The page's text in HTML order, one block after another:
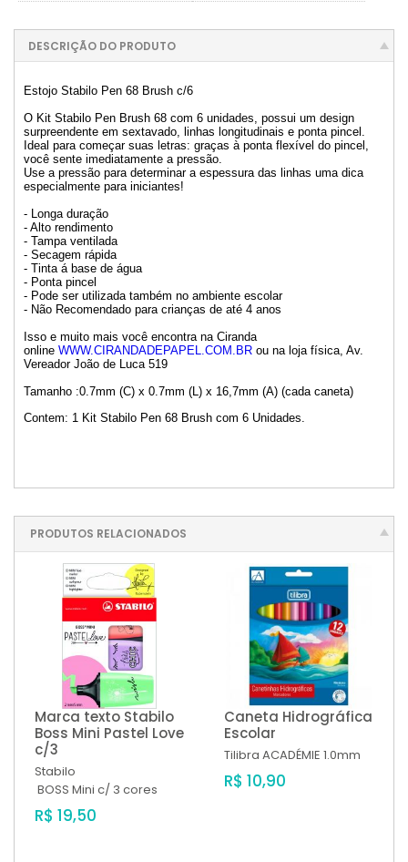
DESCRIÇÃO DO PRODUTO
Estojo Stabilo Pen 68 Brush c/6
O Kit Stabilo Pen Brush 68 com 6 unidades, possui um design
surpreendente em sextavado, linhas longitudinais e ponta pincel.
Ideal para começar suas letras: graças à ponta flexível do pincel,
você sente imediatamente a pressão.
Use a pressão para determinar a espessura das linhas uma dica
especialmente para iniciantes!
- Longa duração
- Alto rendimento
- Tampa ventilada
- Secagem rápida
- Tinta á base de água
- Ponta pincel
- Pode ser utilizada também no ambiente escolar
- Não Recomendado para crianças de até 4 anos
Isso e muito mais você encontra na Ciranda
online WWW.CIRANDADEPAPEL.COM.BR ou na loja física, Av.
Vereador João de Luca 519
Tamanho :0.7mm (C) x 0.7mm (L) x 16,7mm (A) (cada caneta)
Contem: 1 Kit Stabilo Pen 68 Brush com 6 Unidades.
PRODUTOS RELACIONADOS
Marca texto Stabilo
Boss Mini Pastel Love
c/3
Stabilo
BOSS Mini c/ 3 cores
R$ 19,50
Caneta Hidrográfica
Escolar
Tilibra ACADÉMIE 1.0mm
R$ 10,90